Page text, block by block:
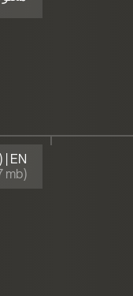
EN
(pdf 0٫27 mb)